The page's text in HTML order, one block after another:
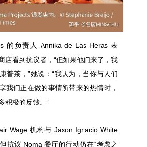
的负责人 Annika de Las Heras 表
店看到抗议者，“但如果他们来了，我
普茶，”她说：“我认为，当你与人们
我们正在做的事情所带来的热情时，
积极的反馈。”
Wage 机构与 Jason Ignacio White
抗议 Noma 餐厅的行动仍在“考虑之